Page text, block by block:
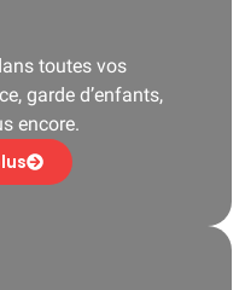
toutes vos
garde d’enfants,
encore.